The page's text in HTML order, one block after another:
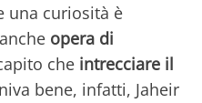
una curiosità è
opera di
che intrecciare il
bene, infatti, Jaheir